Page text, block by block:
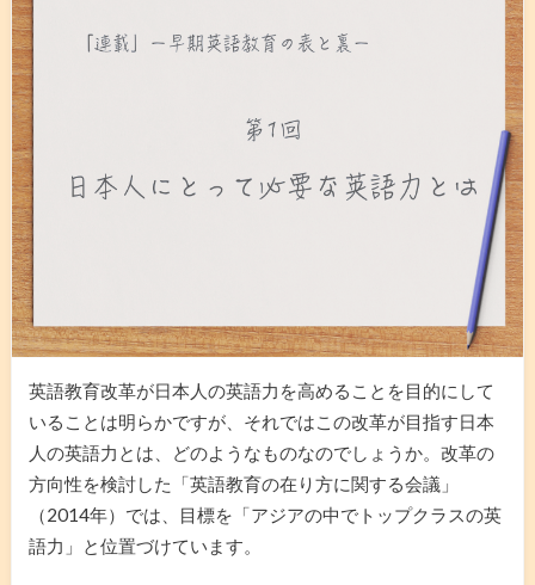
英語教育改革が日本人の英語力を高めることを目的にして
いることは明らかですが、それではこの改革が目指す日本
人の英語力とは、どのようなものなのでしょうか。改革の
方向性を検討した「英語教育の在り方に関する会議」
（2014年）では、目標を「アジアの中でトップクラスの英
語力」と位置づけています。